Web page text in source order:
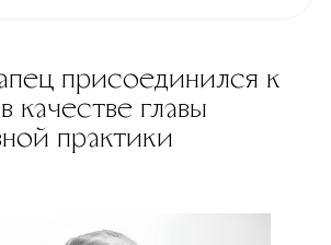
присоединился к
качестве главы
практики